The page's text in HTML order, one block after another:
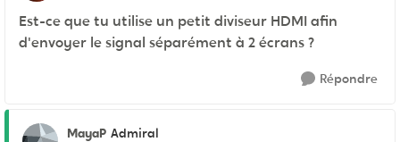
Est-ce que tu utilise un petit diviseur HDMI afin
d'envoyer le signal séparément à 2 écrans ?
Répondre
MayaP Admiral